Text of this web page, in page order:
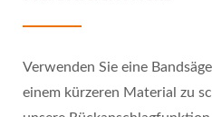
Verwenden Sie eine
einem kürzeren Material zu